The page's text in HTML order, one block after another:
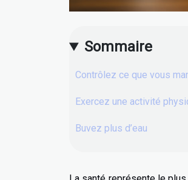
Sommaire
Contrôlez ce que vous
Exercez une activité
Buvez plus d’eau